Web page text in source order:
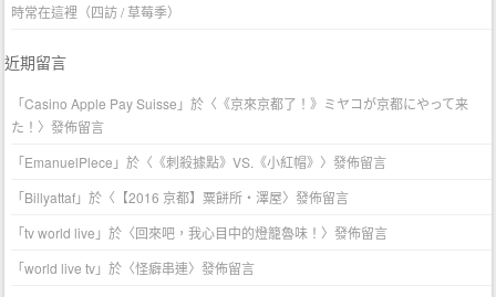
時常在這裡（四訪 / 草莓季）
近期留言
「Casino Apple Pay Suisse 」於〈 《京來京都了！》ミヤコが京都にやって来
た！ 〉發佈留言
「EmanuelPlece 」於〈 《刺殺據點》VS.《小紅帽》 〉發佈留言
「Billyattaf」於〈 【2016 京都】粟餅所・澤屋〉發佈留言
「tv world live 」於〈回來吧，我心目中的燈籠魯味！ 〉發佈留言
「world live tv」於〈怪癖串連〉發佈留言